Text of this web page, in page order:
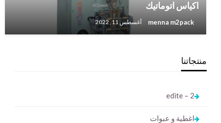
اكياس اتوماتيك
menna m2pack أغسطس 11, 2022
منتجاتنا
2 – edite
اغطية و عبوات